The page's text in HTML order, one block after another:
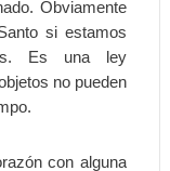
Obviamente
si estamos
Es una ley
no pueden
con alguna